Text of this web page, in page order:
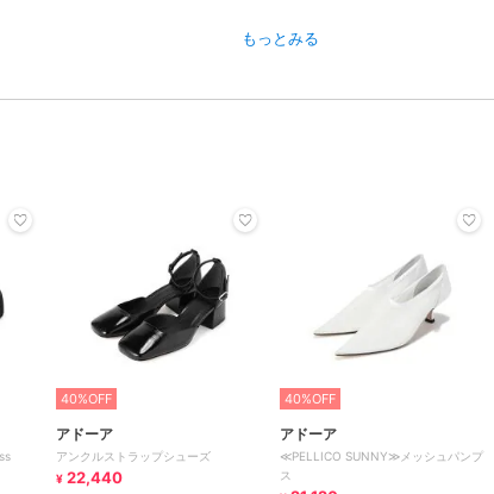
もっとみる
40%OFF
アドーア
アンクルストラップシューズ
¥ 22,440
40%OFF
アドーア
≪PELLICO SUNNY≫メッシュパンプ
ス